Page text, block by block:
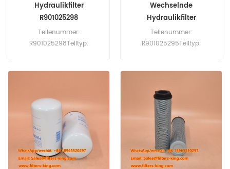
Hydraulikfilter
R901025298
01NR40010VG10BP
Teilenummer:
R901025298Teiltyp:
Wechselnde
Hydraulikfilter
R901025295 R928005891
Teilenummer:
R901025295Teiltyp: